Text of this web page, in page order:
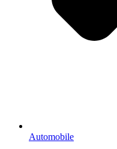
Automobile